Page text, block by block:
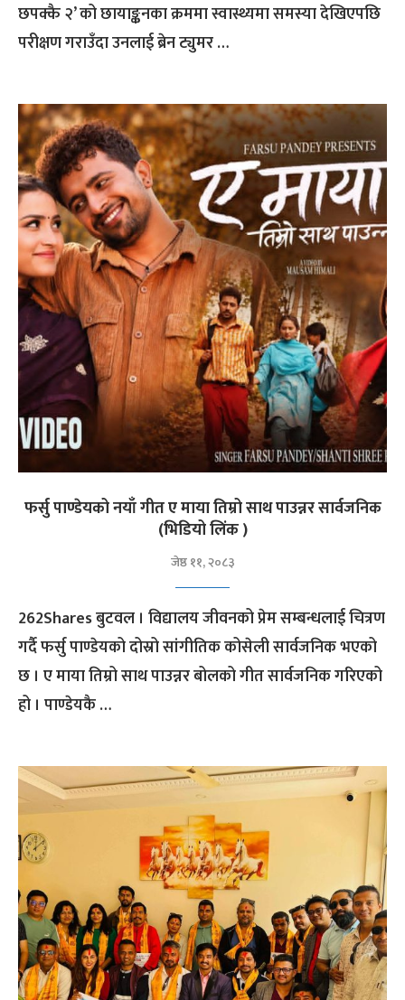
छपक्कै २’ को छायाङ्कनका क्रममा स्वास्थ्यमा समस्या देखिएपछि
परीक्षण गराउँदा उनलाई ब्रेन ट्युमर …
फर्सु पाण्डेयको नयाँ गीत ए माया तिम्रो साथ पाउन्नर सार्वजनिक
(भिडियो लिंक )
जेष्ठ ११, २०८३
262Shares बुटवल । विद्यालय जीवनको प्रेम सम्बन्धलाई चित्रण
गर्दै फर्सु पाण्डेयको दोस्रो सांगीतिक कोसेली सार्वजनिक भएको
छ । ए माया तिम्रो साथ पाउन्नर बोलको गीत सार्वजनिक गरिएको
हो । पाण्डेयकै …